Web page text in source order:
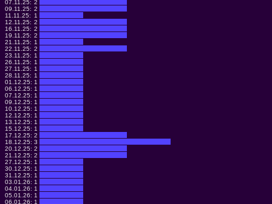
07.11.25: 2
09.11.25: 2
11.11.25: 1
12.11.25: 2
16.11.25: 2
19.11.25: 2
21.11.25: 1
22.11.25: 2
23.11.25: 1
26.11.25: 1
27.11.25: 1
28.11.25: 1
01.12.25: 1
06.12.25: 1
07.12.25: 1
09.12.25: 1
10.12.25: 1
12.12.25: 1
13.12.25: 1
15.12.25: 1
17.12.25: 2
18.12.25: 3
20.12.25: 2
21.12.25: 2
27.12.25: 1
30.12.25: 1
31.12.25: 1
03.01.26: 1
04.01.26: 1
05.01.26: 1
06.01.26: 1